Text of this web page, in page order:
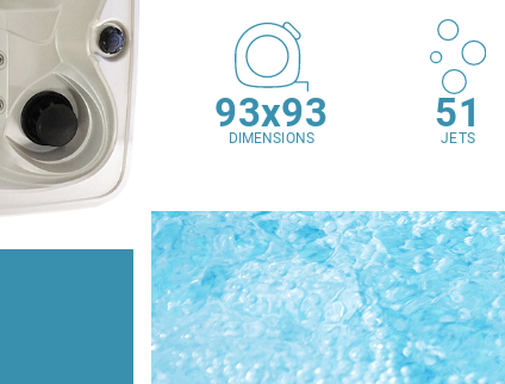
93x93
DIMENSIONS
51
JETS